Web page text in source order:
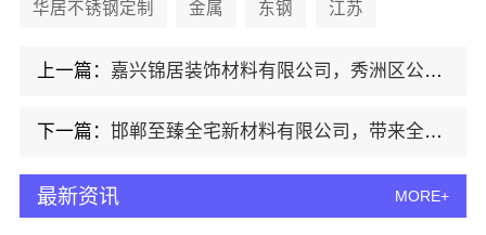
华居不锈钢定制 金属 东钢 江苏
上一篇： 嘉兴锦居装饰材料有限公司，秀洲区公寓装饰排名前列
下一篇：邯郸至臻全宅新材料有限公司，带来全宅焕新环保材料
最新资讯 MORE+